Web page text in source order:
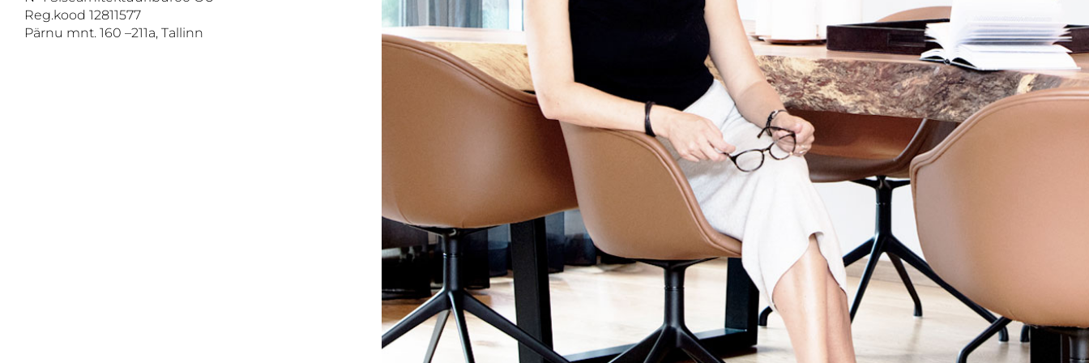
Reg.kood 12811577
Pärnu mnt. 160 –211a, Tallinn